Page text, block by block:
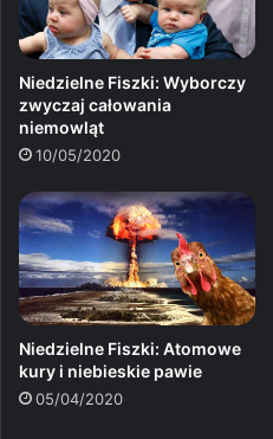
Niedzielne Fiszki: Wyborczy
zwyczaj całowania
niemowląt
10/05/2020
Niedzielne Fiszki: Atomowe
kury i niebieskie pawie
05/04/2020